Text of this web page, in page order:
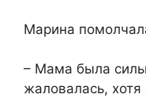
Марина
– Мама была
жаловалась,